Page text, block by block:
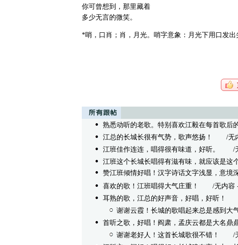
你可曾想到，那里藏着
多少无言的微笑。
*哨，口肖；肖，月光。哨字意象：月光下用口发出
熟悉动听的老歌。特别喜欢江毅在每首歌后
江总的长城长很有气势，歌声悠扬！
/无内
江班佳作连连，唱得很有味道，好听。
/无
江班这个长城长唱得有滋有味，就应该是这
赞江班倾情好唱！汉字诗话文字浅显，意境
喜欢的歌！江班唱得大气庄重！
/无内容 - -
耳熟的歌，江总的好声音，好唱，好听！
/
谢谢云霞！长城的歌唱起来总是感到大
首听之歌，好唱！阎肃，孟庆云都是大名鼎
谢谢老好人！这首长城歌很不错！
/无